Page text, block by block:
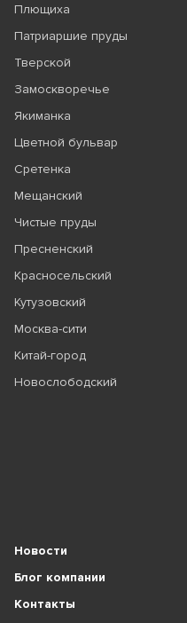
Плющиха
Патриаршие пруды
Тверской
Замоскворечье
Якиманка
Цветной бульвар
Сретенка
Мещанский
Чистые пруды
Пресненский
Красносельский
Кутузовский
Москва-сити
Китай-город
Новослободский
Новости
Блог компании
Контакты